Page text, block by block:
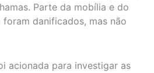
Parte da mobília e do
danificados, mas não
acionada para investigar as